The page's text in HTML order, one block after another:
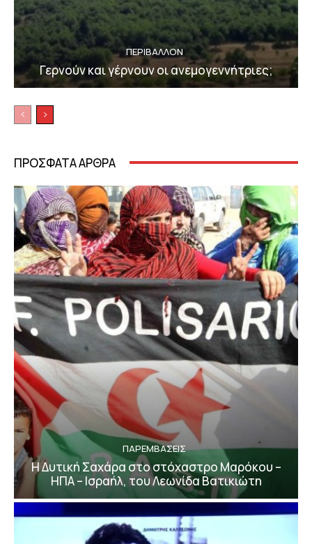
ΠΕΡΙΒΆΛΛΟΝ
Γερνούν και γέρνουν οι ανεμογεννήτριες;
ΠΡΟΣΦΑΤΑ ΑΡΘΡΑ
ΠΑΡΕΜΒΑΣΕΙΣ
Η Δυτική Σαχάρα στο στόχαστρο Μαρόκου –
ΗΠΑ – Ισραήλ, του Λεωνίδα Βατικιώτη